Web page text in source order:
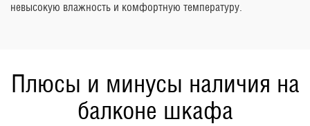
невысокую влажность и комфортную температуру.
Плюсы и минусы наличия на
балконе шкафа